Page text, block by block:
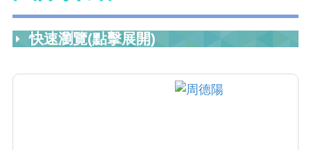
快速瀏覽(點擊展開)